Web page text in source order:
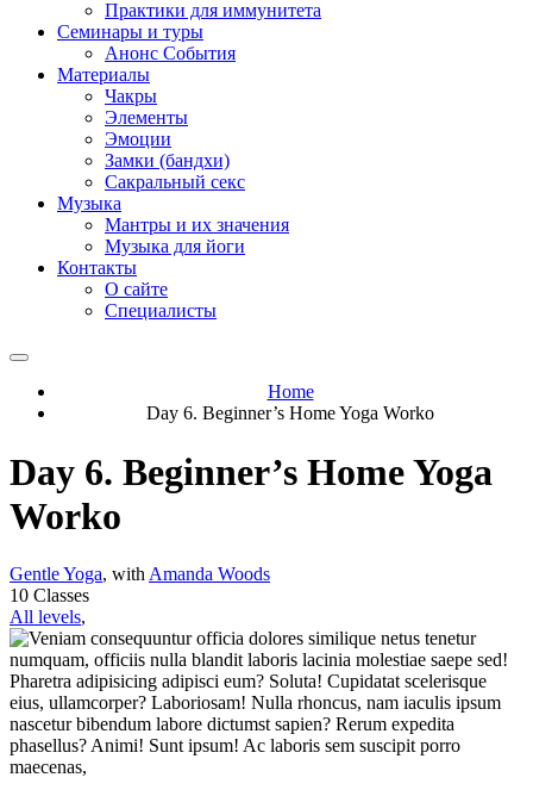
Практики для иммунитета
Семинары и туры
Анонс События
Материалы
Чакры
Элементы
Эмоции
Замки (бандхи)
Сакральный секс
Музыка
Мантры и их значения
Музыка для йоги
Контакты
О сайте
Специалисты
Home
Day 6. Beginner’s Home Yoga Worko
Day 6. Beginner’s Home Yoga
Worko
Gentle Yoga, with Amanda Woods
10 Classes
All levels,